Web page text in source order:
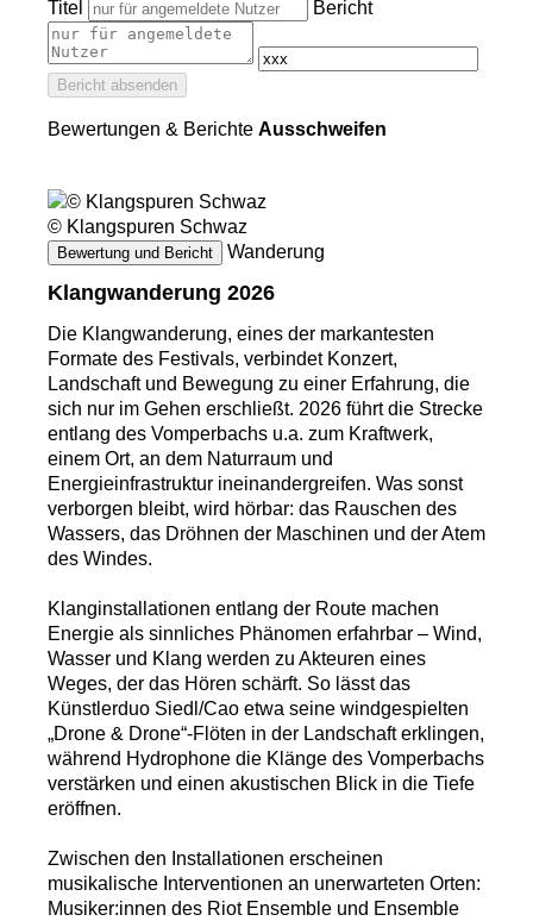
Titel Bericht
Bericht absenden
Bewertungen & Berichte Ausschweifen
© Klangspuren Schwaz
Bewertung und Bericht Wanderung
Klangwanderung 2026
Die Klangwanderung, eines der markantesten
Formate des Festivals, verbindet Konzert,
Landschaft und Bewegung zu einer Erfahrung, die
sich nur im Gehen erschließt. 2026 führt die Strecke
entlang des Vomperbachs u.a. zum Kraftwerk,
einem Ort, an dem Naturraum und
Energieinfrastruktur ineinandergreifen. Was sonst
verborgen bleibt, wird hörbar: das Rauschen des
Wassers, das Dröhnen der Maschinen und der Atem
des Windes.
Klanginstallationen entlang der Route machen
Energie als sinnliches Phänomen erfahrbar – Wind,
Wasser und Klang werden zu Akteuren eines
Weges, der das Hören schärft. So lässt das
Künstlerduo Siedl/Cao etwa seine windgespielten
„Drone & Drone“-Flöten in der Landschaft erklingen,
während Hydrophone die Klänge des Vomperbachs
verstärken und einen akustischen Blick in die Tiefe
eröffnen.
Zwischen den Installationen erscheinen
musikalische Interventionen an unerwarteten Orten:
Musiker:innen des Riot Ensemble und Ensemble